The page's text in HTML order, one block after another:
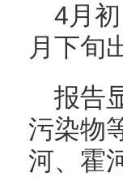
4月
月下旬
报告
污染物
河、霍